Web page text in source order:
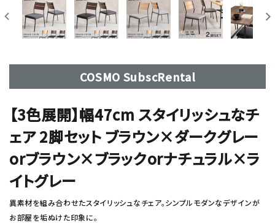
COSMO SubscRental
【3色展開】幅47cm スタイリッシュなチ
ェア 2脚セット ブラウン×ダークグレー
orブラウン×ブラックorナチュラル×ラ
イトグレー
異素材を組み合わせたスタイリッシュなチェア。シンプルモダンなデザインが
お部屋を垢ぬけた印象に。